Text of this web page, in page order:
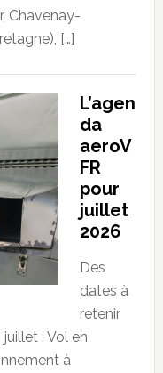
Chavenay-
[…]
L’agen
da
aeroV
FR
pour
juillet
2026
Des
dates à
retenir
: Vol en
à